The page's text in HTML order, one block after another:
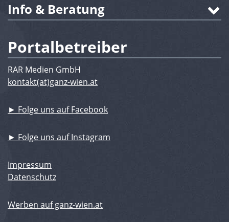
Info & Beratung
Portalbetreiber
RAR Medien GmbH
kontakt(at)ganz-wien.at
► Folge uns auf Facebook
► Folge uns auf Instagram
Impressum
Datenschutz
Werben auf ganz-wien.at